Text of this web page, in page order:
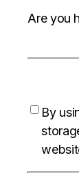
Are you
By